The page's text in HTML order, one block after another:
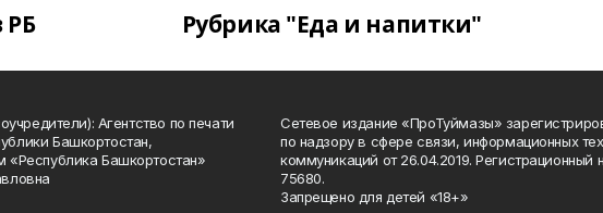
РБ Рубрика "Еда и напитки"
Агентство по печати
Башкортостан,
«Республика Башкортостан»
Сетевое издание «ПроТуймазы»
по надзору в сфере связи, информационных
коммуникаций от 26.04.2019.
75680.
Запрещено для детей «18+»